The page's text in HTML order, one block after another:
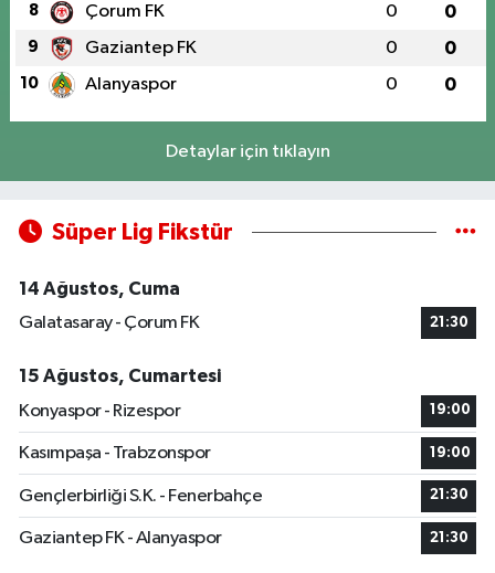
8 Çorum FK 0 0
9 Gaziantep FK 0 0
10 Alanyaspor 0 0
Detaylar için tıklayın
Süper Lig Fikstür
14 Ağustos, Cuma
Galatasaray - Çorum FK
21:30
15 Ağustos, Cumartesi
Konyaspor - Rizespor
19:00
Kasımpaşa - Trabzonspor 19:00
Gençlerbirliği S.K. - Fenerbahçe 21:30
Gaziantep FK - Alanyaspor 21:30